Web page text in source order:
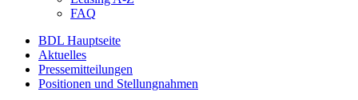
FAQ
BDL Hauptseite
Aktuelles
Pressemitteilungen
Positionen und Stellungnahmen